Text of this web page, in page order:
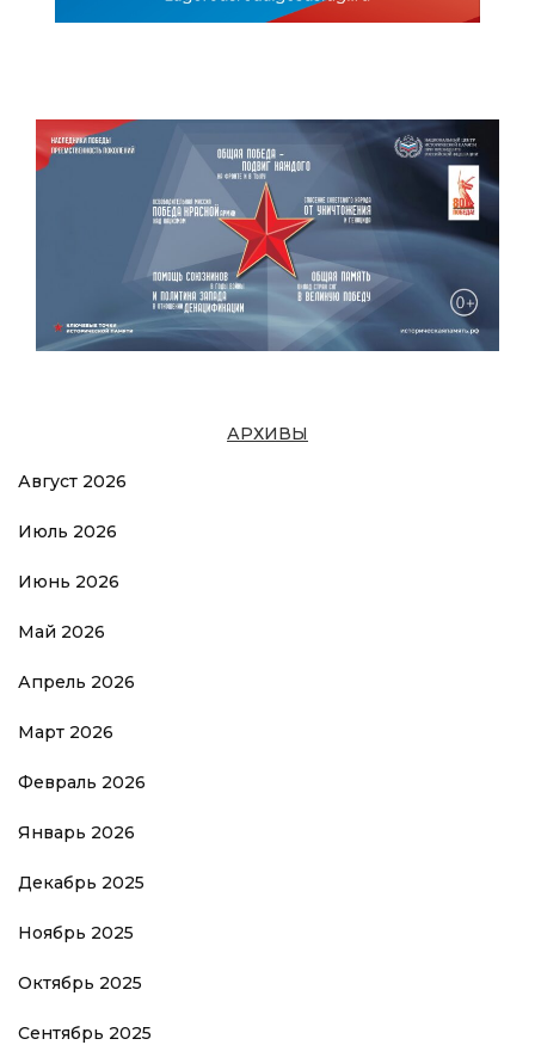
АРХИВЫ
Август 2026
Июль 2026
Июнь 2026
Май 2026
Апрель 2026
Март 2026
Февраль 2026
Январь 2026
Декабрь 2025
Ноябрь 2025
Октябрь 2025
Сентябрь 2025